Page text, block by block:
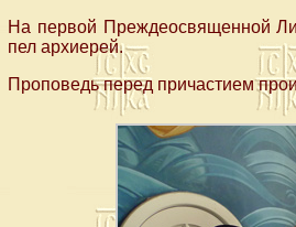
На первой Преждеосвященной
пел архиерей.
Проповедь перед причастием